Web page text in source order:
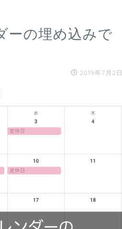
ーの埋め込みで
2019年7月2日